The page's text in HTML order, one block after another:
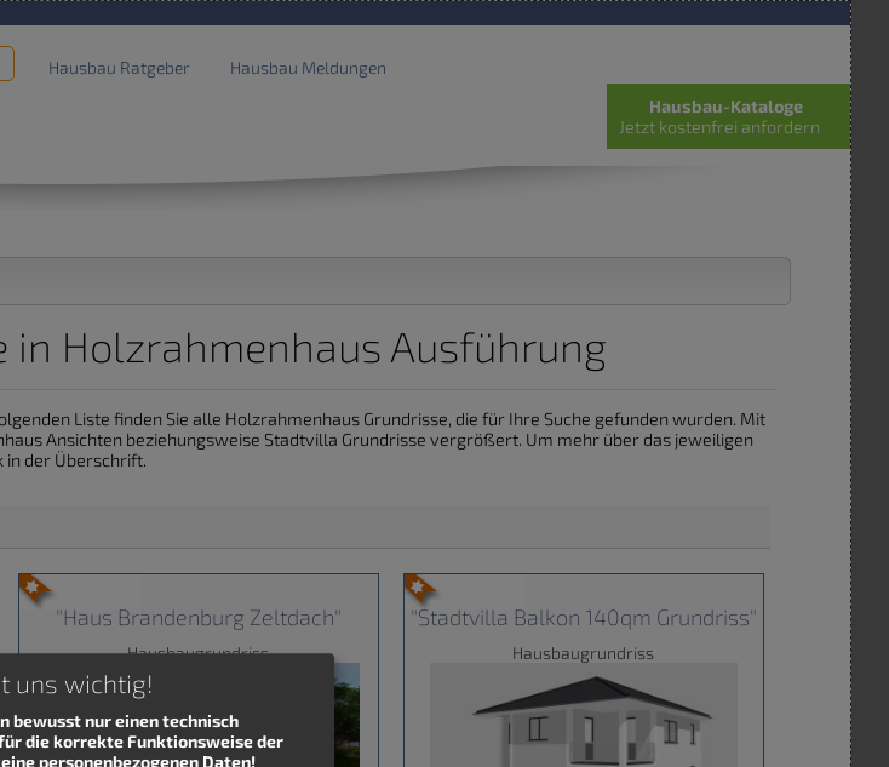
Hausbau Ratgeber Hausbau Meldungen
in Holzrahmenhaus Ausführung
Liste finden Sie alle Holzrahmenhaus Grundrisse, die für Ihre Suche gefunden wurden. Mit
Ansichten beziehungsweise Stadtvilla Grundrisse vergrößert. Um mehr über das jeweiligen
in der Überschrift.
"Haus Brandenburg Zeltdach"
Hausbaugrundriss
"Stadtvilla Balkon 140qm Grundriss"
Hausbaugrundriss
Hausbau-Kataloge
Jetzt kostenfrei anfordern
uns wichtig!
bewusst nur einen technisch
die korrekte Funktionsweise der
personenbezogenen Daten!